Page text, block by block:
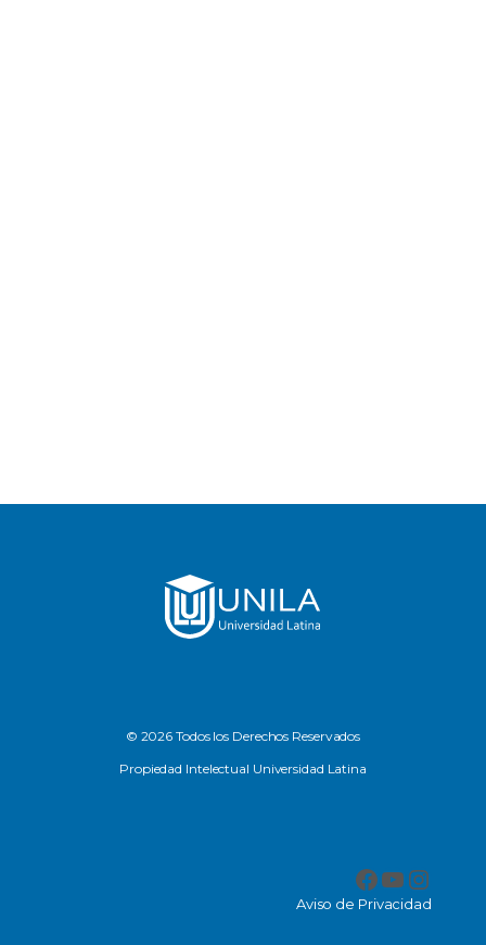
© 2026 Todos los Derechos Reservados
Propiedad Intelectual Universidad Latina
Facebook
Aviso de Privacidad